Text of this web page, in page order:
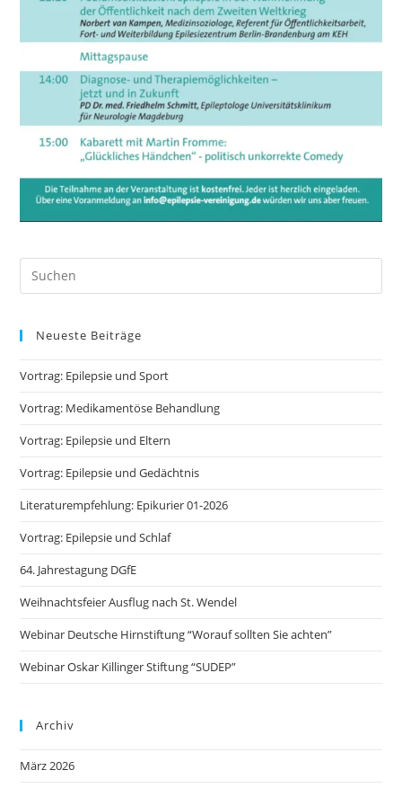
Neueste Beiträge
Vortrag: Epilepsie und Sport
Vortrag: Medikamentöse Behandlung
Vortrag: Epilepsie und Eltern
Vortrag: Epilepsie und Gedächtnis
Literaturempfehlung: Epikurier 01-2026
Vortrag: Epilepsie und Schlaf
64. Jahrestagung DGfE
Weihnachtsfeier Ausflug nach St. Wendel
Webinar Deutsche Hirnstiftung “Worauf sollten Sie achten”
Webinar Oskar Killinger Stiftung “SUDEP”
Archiv
März 2026